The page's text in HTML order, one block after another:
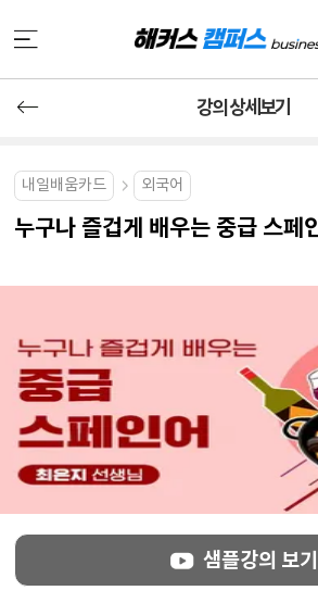
강의 상세보기
내일배움카드 외국어
누구나 즐겁게 배우는 중급 스페
샘플강의 보기